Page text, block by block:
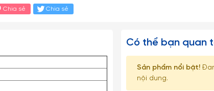
Chia sẻ Chia sẻ
Có thể bạn quan
Sản phẩm nổi bật!
nội dung.